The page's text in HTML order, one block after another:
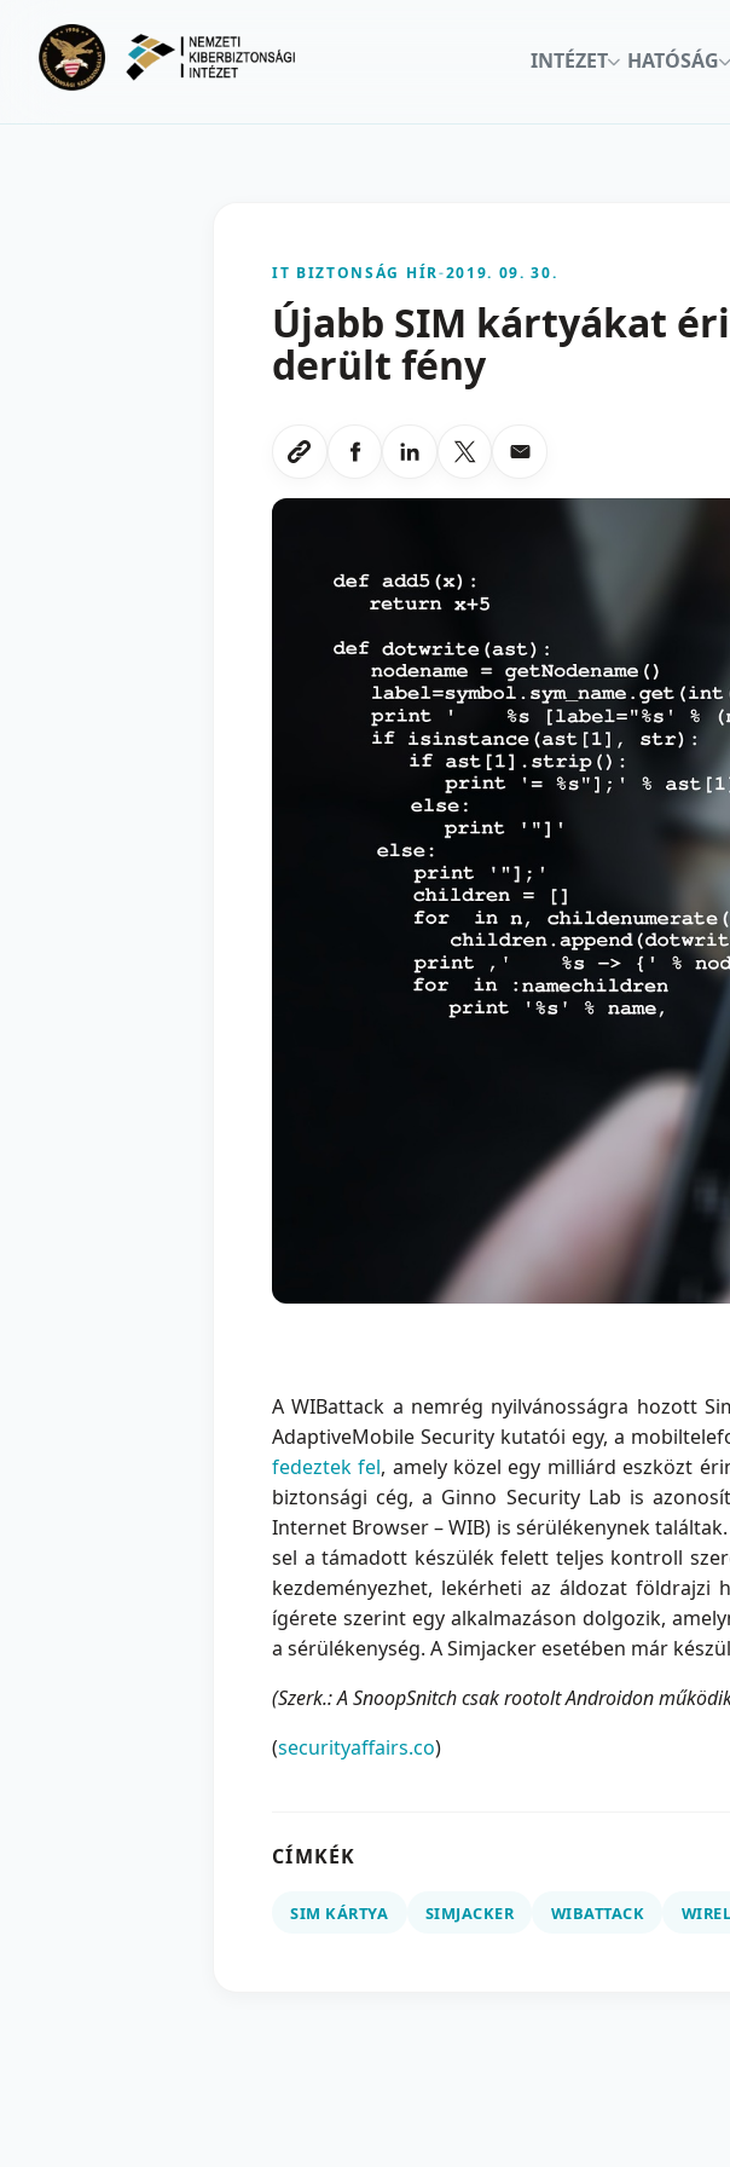
INTÉZET
HATÓSÁG
IT BIZTONSÁG HÍR-2019. 09. 30.
Újabb SIM kártyákat
derült fény
Link masolasa
Megosztas Facebookon
Megosztas LinkedInen
Megosztas X-en
Megosztas emailben
A WIBattack a nemrég nyilvánosságra hozott
AdaptiveMobile Security kutatói egy, a
fedeztek fel, amely közel egy milliárd eszközt
biztonsági cég, a Ginno Security Lab is
Internet Browser – WIB) is sérülékenynek
sel a támadott készülék felett teljes kontroll
kezdeményezhet, lekérheti az áldozat
ígérete szerint egy alkalmazáson dolgozik,
a sérülékenység. A Simjacker esetében már
(Szerk.: A SnoopSnitch csak rootolt Androidon
(securityaffairs.co)
CÍMKÉK
SIM KÁRTYA SIMJACKER WIBATTACK